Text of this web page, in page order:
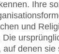
Ihre
und
auf denen